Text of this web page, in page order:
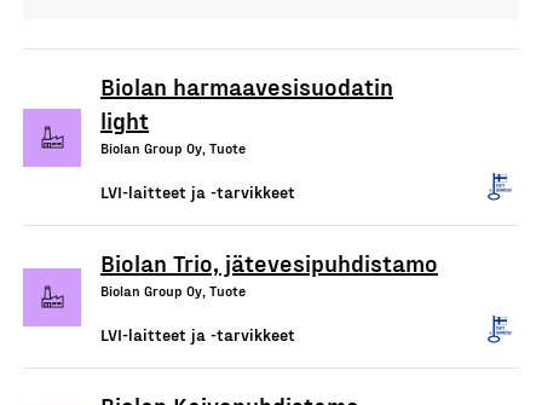
Biolan harmaavesisuodatin
light
Biolan Group Oy, Tuote
LVI-laitteet ja -tarvikkeet
Biolan Trio, jätevesipuhdistamo
Biolan Group Oy, Tuote
LVI-laitteet ja -tarvikkeet